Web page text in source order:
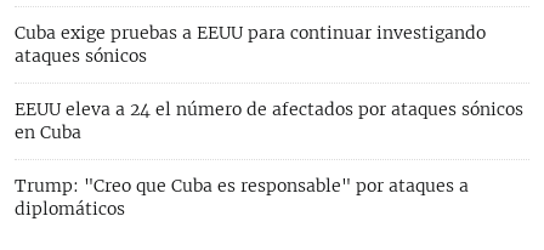
Cuba exige pruebas a EEUU para continuar investigando
ataques sónicos
EEUU eleva a 24 el número de afectados por ataques sónicos
en Cuba
Trump: "Creo que Cuba es responsable" por ataques a
diplomáticos